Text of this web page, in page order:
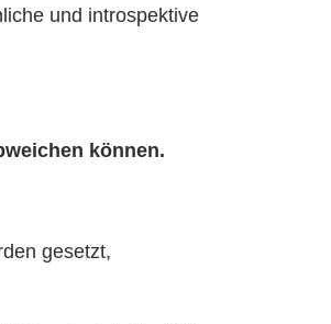
und introspektive
können.
gesetzt,